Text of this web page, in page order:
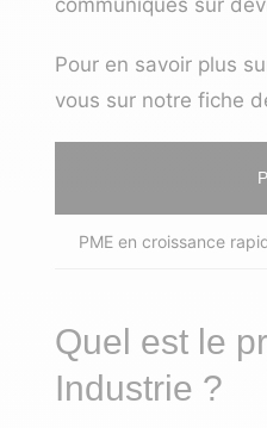
communiqués sur
Pour en savoir plus
vous sur notre fiche
PME en croissance
Quel est le
Industrie ?